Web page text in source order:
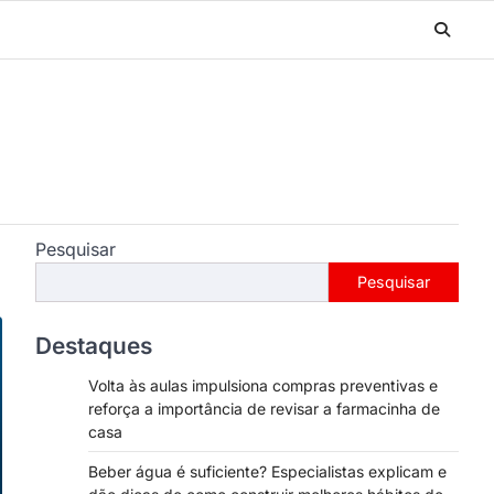
Pesquisar
Pesquisar
Destaques
Volta às aulas impulsiona compras preventivas e
reforça a importância de revisar a farmacinha de
casa
Beber água é suficiente? Especialistas explicam e